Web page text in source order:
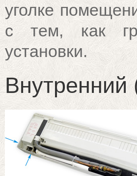
уголке
с тем, как
установки.
Внутренний